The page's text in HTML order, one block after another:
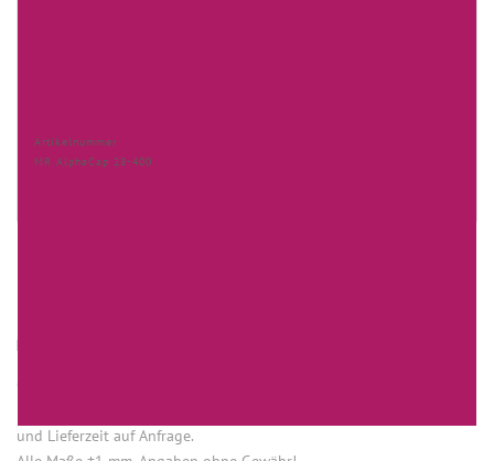
Artikelnummer
MR AlphaCap 28-400
HINWEISE
und Lieferzeit auf Anfrage.